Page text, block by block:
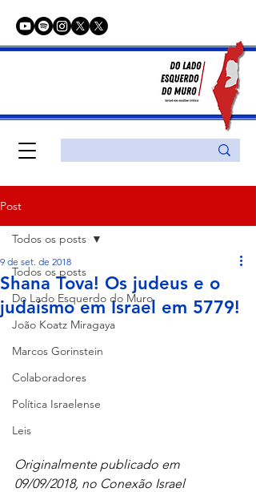
Post
Todos os posts
Do Lado Esquerdo do Muro
João Koatz Miragaya
Marcos Gorinstein
Colaboradores
Política Israelense
Leis
Todos os posts
Shana Tova! Os judeus e o
judaísmo em Israel em 5779!
9 de set. de 2018
Originalmente publicado em
09/09/2018, no Conexão Israel